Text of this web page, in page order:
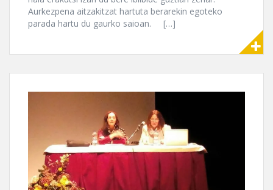
Aurkezpena aitzakitzat hartuta berarekin egoteko
parada hartu du gaurko saioan. […]